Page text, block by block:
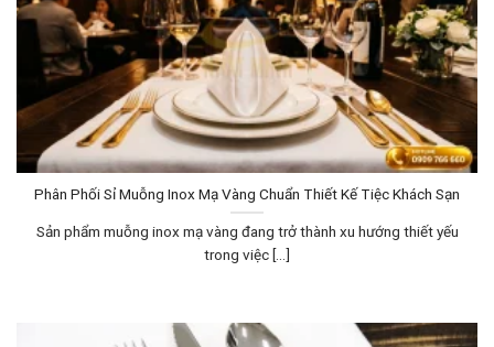
Phân Phối Sỉ Muỗng Inox Mạ Vàng Chuẩn Thiết Kế Tiệc Khách Sạn
Sản phẩm muỗng inox mạ vàng đang trở thành xu hướng thiết yếu
trong việc [...]